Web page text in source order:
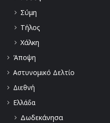
Σύμη
Τήλος
Χάλκη
Άποψη
Αστυνομικό Δελτίο
Διεθνή
Ελλάδα
Δωδεκάνησα